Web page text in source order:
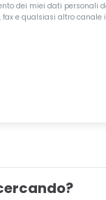
dei miei dati personali
e qualsiasi altro